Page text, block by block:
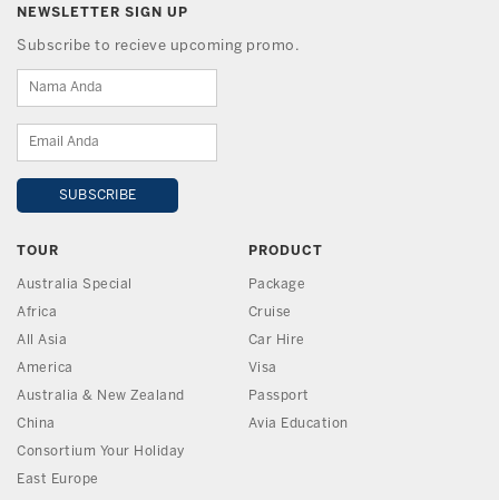
NEWSLETTER SIGN UP
Subscribe to recieve upcoming promo.
TOUR
Australia Special
Africa
All Asia
America
Australia & New Zealand
China
Consortium Your Holiday
East Europe
PRODUCT
Package
Cruise
Car Hire
Visa
Passport
Avia Education